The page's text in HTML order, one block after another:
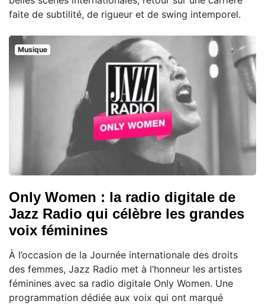
faite de subtilité, de rigueur et de swing intemporel.
Musique
Only Women : la radio digitale de
Jazz Radio qui célèbre les grandes
voix féminines
À l’occasion de la Journée internationale des droits
des femmes, Jazz Radio met à l’honneur les artistes
féminines avec sa radio digitale Only Women. Une
programmation dédiée aux voix qui ont marqué